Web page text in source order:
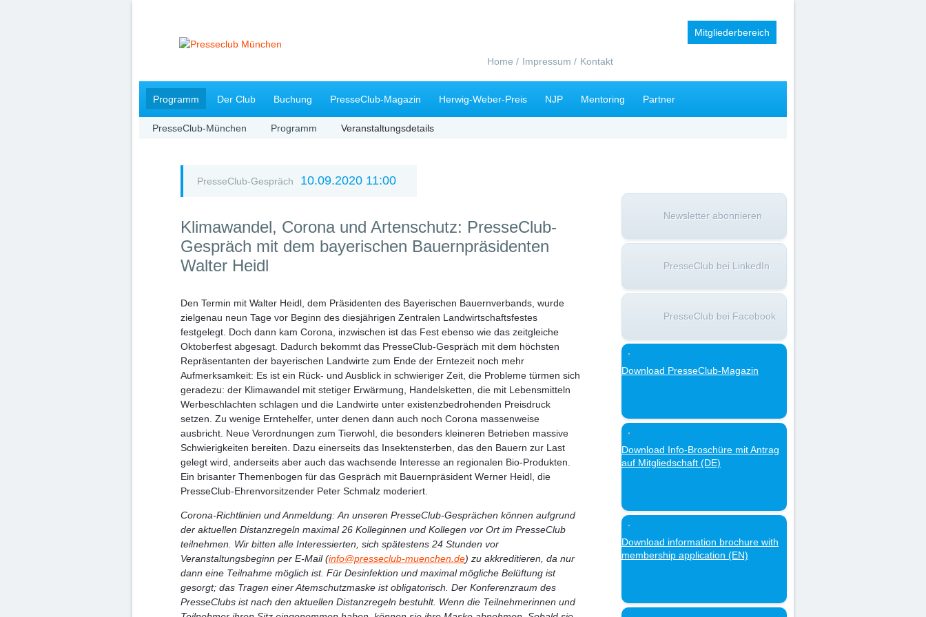
Mitgliederbereich
Navigation
Home Impressum Kontakt
Navigation
überspringen
Programm Der Club Buchung PresseClub-Magazin Herwig-Weber-Preis NJP Mentoring Partner
PresseClub-München Programm Veranstaltungsdetails
PresseClub-Gespräch 10.09.2020 11:00
Klimawandel, Corona und Artenschutz: PresseClub-
Gespräch mit dem bayerischen Bauernpräsidenten
Walter Heidl
Den Termin mit Walter Heidl, dem Präsidenten des Bayerischen Bauernverbands, wurde
zielgenau neun Tage vor Beginn des diesjährigen Zentralen Landwirtschaftsfestes
festgelegt. Doch dann kam Corona, inzwischen ist das Fest ebenso wie das zeitgleiche
Oktoberfest abgesagt. Dadurch bekommt das PresseClub-Gespräch mit dem höchsten
Repräsentanten der bayerischen Landwirte zum Ende der Erntezeit noch mehr
Aufmerksamkeit: Es ist ein Rück- und Ausblick in schwieriger Zeit, die Probleme türmen sich
geradezu: der Klimawandel mit stetiger Erwärmung, Handelsketten, die mit Lebensmitteln
Werbeschlachten schlagen und die Landwirte unter existenzbedrohenden Preisdruck
setzen. Zu wenige Erntehelfer, unter denen dann auch noch Corona massenweise
ausbricht. Neue Verordnungen zum Tierwohl, die besonders kleineren Betrieben massive
Schwierigkeiten bereiten. Dazu einerseits das Insektensterben, das den Bauern zur Last
gelegt wird, anderseits aber auch das wachsende Interesse an regionalen Bio-Produkten.
Ein brisanter Themenbogen für das Gespräch mit Bauernpräsident Werner Heidl, die
PresseClub-Ehrenvorsitzender Peter Schmalz moderiert.
Corona-Richtlinien und Anmeldung: An unseren PresseClub-Gesprächen können aufgrund
der aktuellen Distanzregeln maximal 26 Kolleginnen und Kollegen vor Ort im PresseClub
teilnehmen. Wir bitten alle Interessierten, sich spätestens 24 Stunden vor
Veranstaltungsbeginn per E-Mail (info@presseclub-muenchen.de) zu akkreditieren, da nur
dann eine Teilnahme möglich ist. Für Desinfektion und maximal mögliche Belüftung ist
gesorgt; das Tragen einer Atemschutzmaske ist obligatorisch. Der Konferenzraum des
PresseClubs ist nach den aktuellen Distanzregeln bestuhlt. Wenn die Teilnehmerinnen und
Newsletter abonnieren
PresseClub bei LinkedIn
PresseClub bei Facebook
Download PresseClub-Magazin
Download Info-Broschüre mit Antrag
auf Mitgliedschaft (DE)
Download information brochure with
membership application (EN)